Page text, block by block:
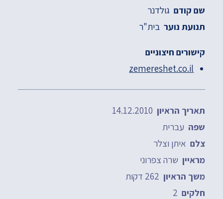
שם קודם גולדנר
תנועת נוער בית"ר
קישורים חיצוניים
zemereshet.co.il
תאריך הראיון
שפה עברית
צלם איתן וצלר
מראיין שרה צפרוני
משך הראיון
חלקים